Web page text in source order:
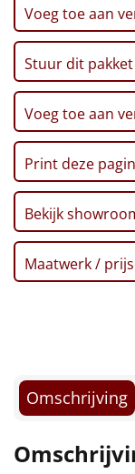
Artikel
Hitster NIEUW
Pizzarette
Tas
Wake up light
Borrelplank
Warmtekussen
Deken (fleece
Alle artikelen
Bio
Granola,
Muesli, 250 gr
Vijgenjam, 30
Mix Voor
Fruitdessert,
Mueslirepen,
Haverkoeken,
Kerstmagazine
Verpakt in
Voeg toe aan
Stuur dit
Voeg toe aan
Print deze
Bekijk
Maatwerk /
Omschrijving